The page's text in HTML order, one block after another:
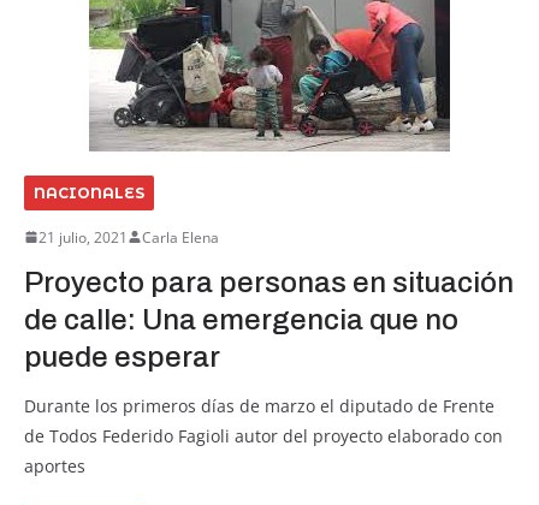
NACIONALES
21 julio, 2021 Carla Elena
Proyecto para personas en situación
de calle: Una emergencia que no
puede esperar
Durante los primeros días de marzo el diputado de Frente
de Todos Federido Fagioli autor del proyecto elaborado con
aportes